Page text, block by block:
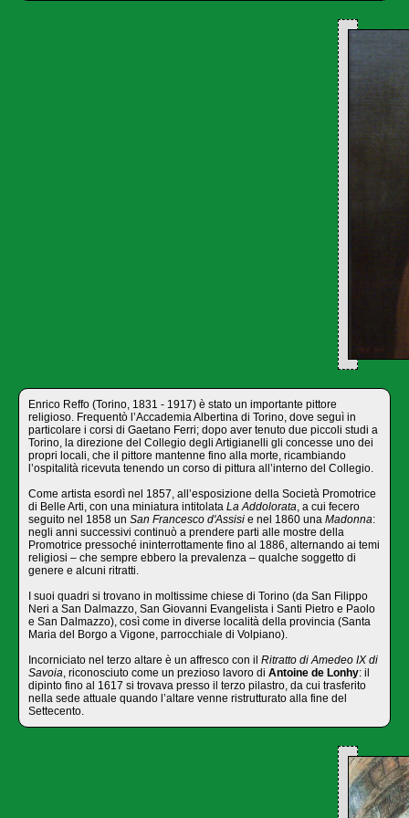
Enrico Reffo (Torino, 1831 - 1917) è stato un importante pittore
religioso. Frequentò l’Accademia Albertina di Torino, dove seguì in
particolare i corsi di Gaetano Ferri; dopo aver tenuto due piccoli studi a
Torino, la direzione del Collegio degli Artigianelli gli concesse uno dei
propri locali, che il pittore mantenne fino alla morte, ricambiando
l’ospitalità ricevuta tenendo un corso di pittura all’interno del Collegio.
Come artista esordì nel 1857, all’esposizione della Società Promotrice
di Belle Arti, con una miniatura intitolata La Addolorata, a cui fecero
seguito nel 1858 un San Francesco d'Assisi e nel 1860 una Madonna:
negli anni successivi continuò a prendere parti alle mostre della
Promotrice pressoché ininterrottamente fino al 1886, alternando ai temi
religiosi – che sempre ebbero la prevalenza – qualche soggetto di
genere e alcuni ritratti.
I suoi quadri si trovano in moltissime chiese di Torino (da San Filippo
Neri a San Dalmazzo, San Giovanni Evangelista i Santi Pietro e Paolo
e San Dalmazzo), così come in diverse località della provincia (Santa
Maria del Borgo a Vigone, parrocchiale di Volpiano).
Incorniciato nel terzo altare è un affresco con il Ritratto di Amedeo IX di
Savoia, riconosciuto come un prezioso lavoro di Antoine de Lonhy: il
dipinto fino al 1617 si trovava presso il terzo pilastro, da cui trasferito
nella sede attuale quando l’altare venne ristrutturato alla fine del
Settecento.